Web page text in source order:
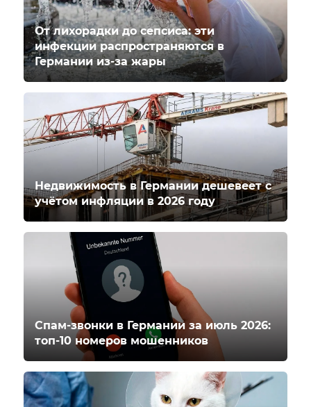
От лихорадки до сепсиса: эти
инфекции распространяются в
Германии из-за жары
Недвижимость в Германии дешевеет с
учётом инфляции в 2026 году
Спам-звонки в Германии за июль 2026:
топ-10 номеров мошенников